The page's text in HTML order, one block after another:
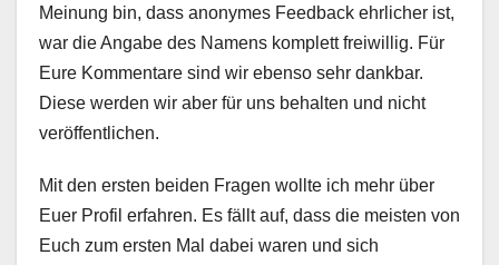
Meinung bin, dass anonymes Feedback ehrlicher ist,
war die Angabe des Namens komplett freiwillig. Für
Eure Kommentare sind wir ebenso sehr dankbar.
Diese werden wir aber für uns behalten und nicht
veröffentlichen.
Mit den ersten beiden Fragen wollte ich mehr über
Euer Profil erfahren. Es fällt auf, dass die meisten von
Euch zum ersten Mal dabei waren und sich